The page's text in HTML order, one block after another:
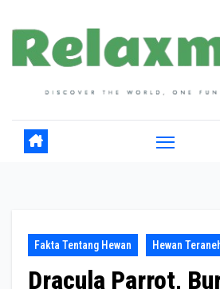
content
Fakta Tentang Hewan Hewan
Dracula Parrot,